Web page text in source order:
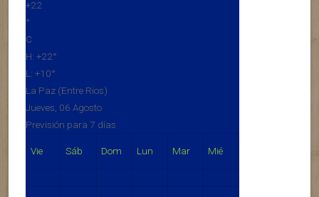
+22
°
C
H: +22°
L: +10°
La Paz (Entre Rios)
Jueves, 06 Agosto
Previsión para 7 días
Vie Sáb Dom Lun Mar Mié